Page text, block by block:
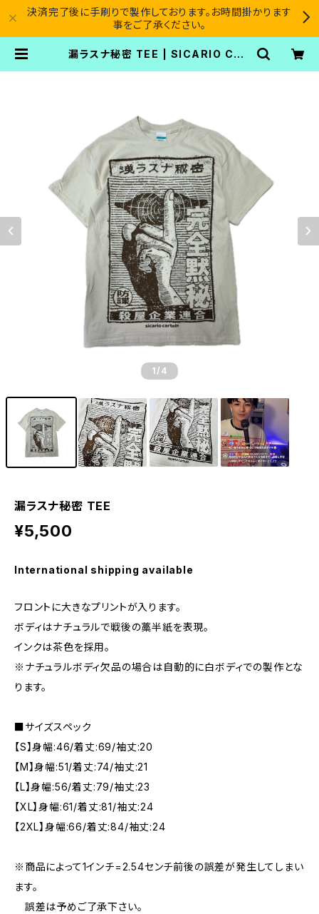
決済完了後に手刷りで製作しております。お時間掛かります
事をご了承ください。
漏ラスナ秘密 TEE | SICARIO CAR
1 /4
漏ラスナ秘密 TEE
¥5,500
International shipping available
フロントに大きなプリントが入ります。
ボディはナチュラルで戦後の藁半紙を表現。
インクは茶色を採用。
※ナチュラルボディ欠品の場合は自動的に白ボディでの製作とな
ります。
■サイズスペック
【S】身幅:46/着丈:69/袖丈:20
【M】身幅:51/着丈:74/袖丈:21
【L】身幅:56/着丈:79/袖丈:23
【XL】身幅:61/着丈:81/袖丈:24
【2XL】身幅:66/着丈:84/袖丈:24
※商品によって1インチ=2.54センチ前後の誤差が発生してしまい
ます。
誤差は予めご了承下さい。